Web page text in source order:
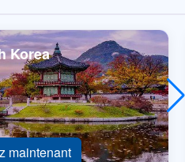
Korea
maintenant